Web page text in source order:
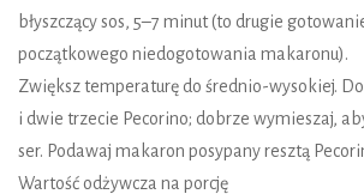
błyszczący sos, 5–7 minut (to drugie
początkowego niedogotowania makaronu).
Zwiększ temperaturę do średnio-wysokiej.
i dwie trzecie Pecorino; dobrze wymieszaj,
ser. Podawaj makaron posypany resztą
Wartość odżywcza na porcję